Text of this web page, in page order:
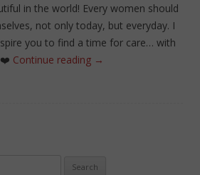
in the world! Every women should
not only today, but everyday. I
you to find a time for care… with
❤️ Continue reading →